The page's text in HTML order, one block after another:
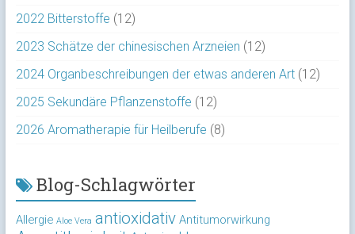
2022 Bitterstoffe (12)
2023 Schätze der chinesischen Arzneien (12)
2024 Organbeschreibungen der etwas anderen Art(12)
2025 Sekundäre Pflanzenstoffe (12)
2026 Aromatherapie für Heilberufe (8)
Blog-Schlagwörter
Allergie Aloe Vera antioxidativ Antitumorwirkung